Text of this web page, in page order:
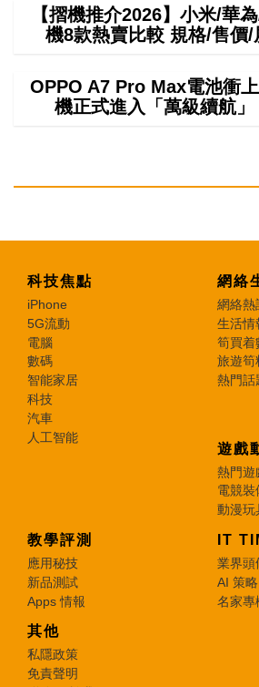
【摺機推介2026】小米/華
機8款熱賣比較 規格/售價/
OPPO A7 Pro Max電池衝
機正式進入「萬級續航
科技焦點
iPhone
5G流動
電腦
數碼
智能家居
科技
汽車
人工智能
網絡
網絡熱
生活情
筍買着
旅遊筍
熱門話
遊戲
熱門遊
電競裝
動漫玩
教學評測
應用秘技
新品測試
Apps 情報
IT
業界頭
AI 策略
名家專
其他
私隱政策
免責聲明